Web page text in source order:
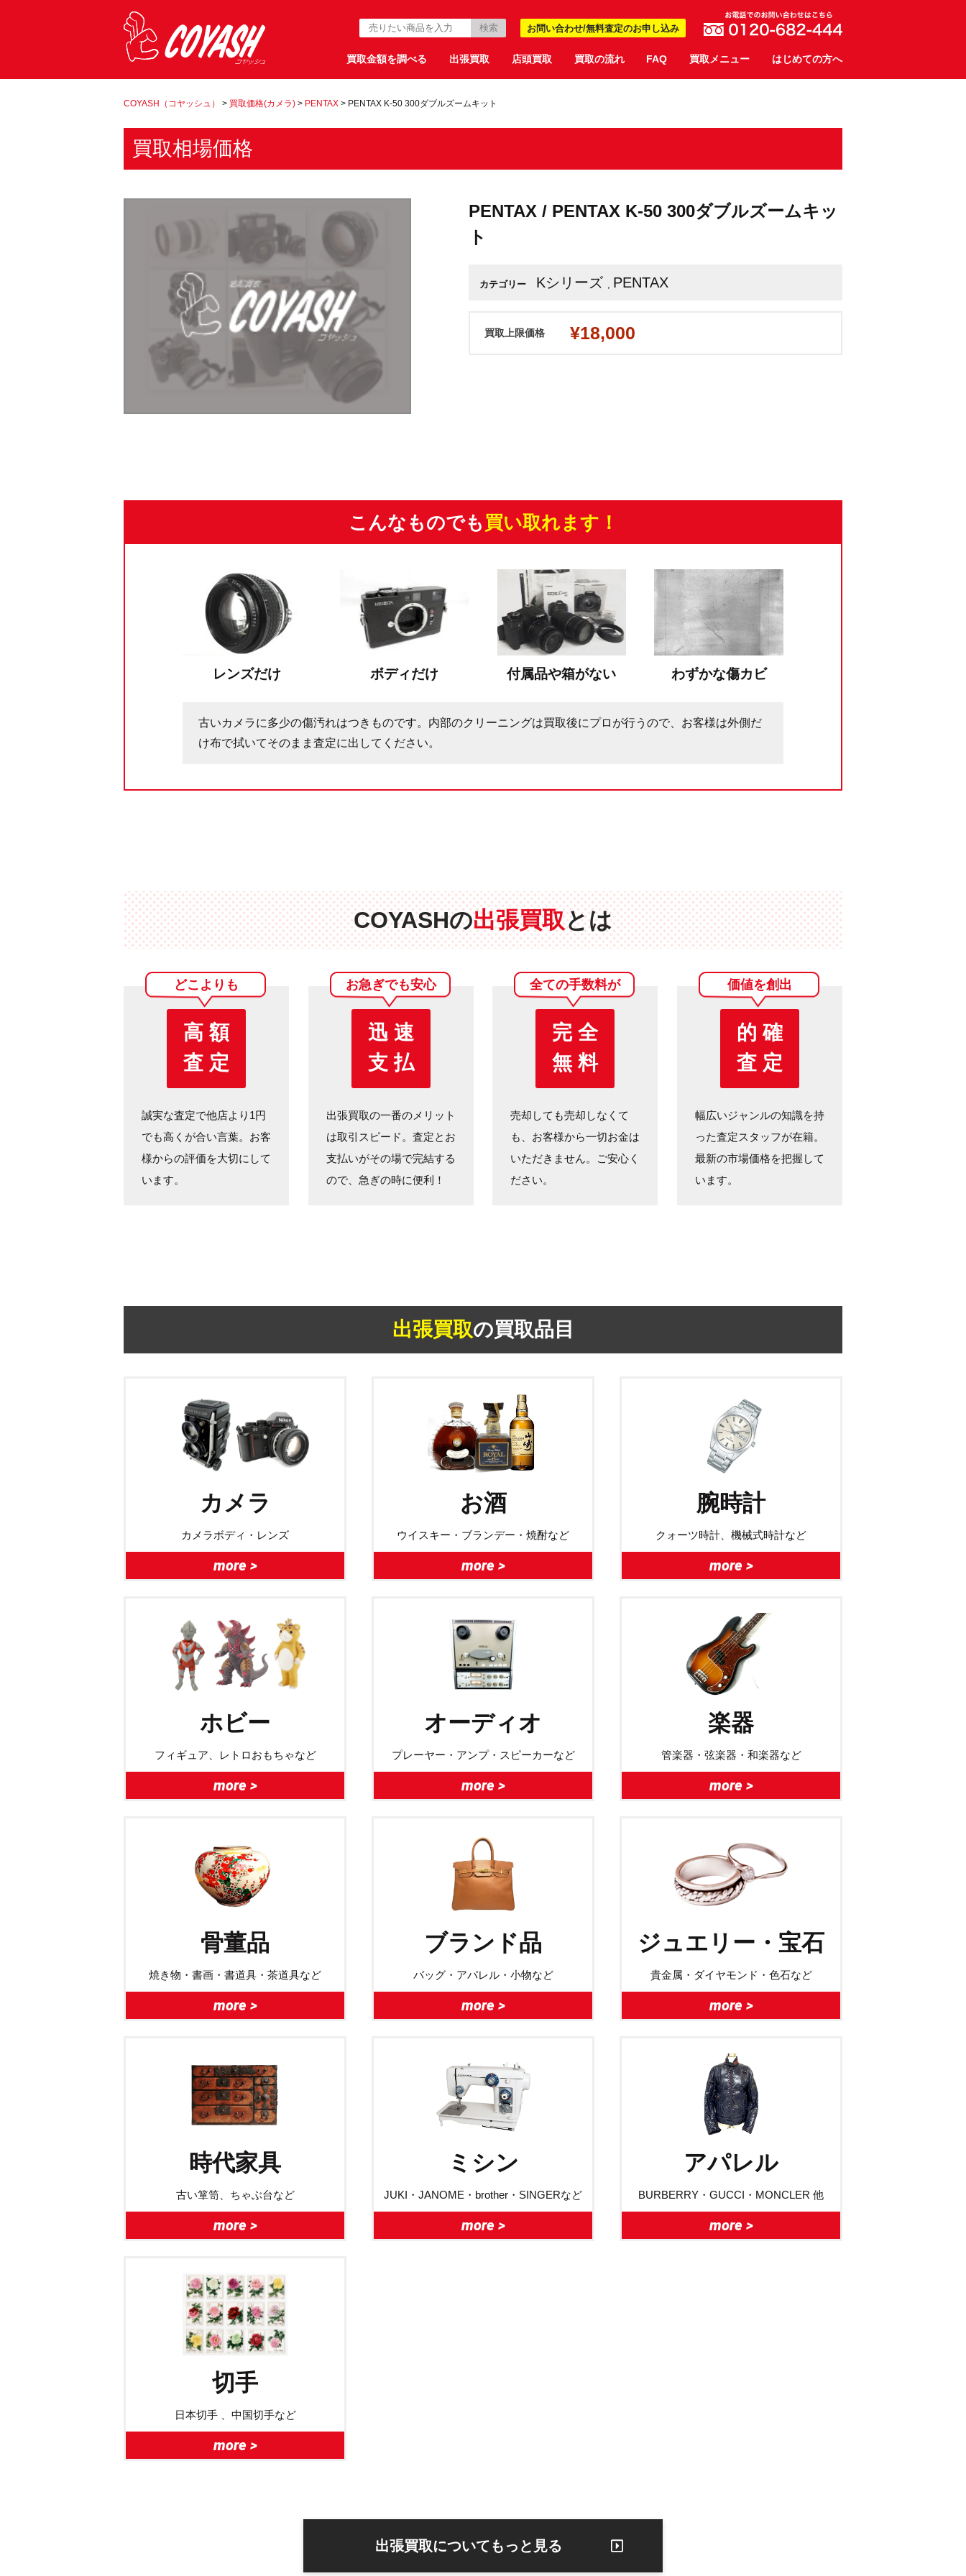
お問い合わせ/無料査定のお申し込み
買取金額を調べる 出張買取 店頭買取 買取の流れ FAQ 買取メニュー はじめての方へ
COYASH（コヤッシュ） > 買取価格(カメラ) > PENTAX > PENTAX K-50 300ダブルズームキット
買取相場価格
PENTAX / PENTAX K-50 300ダブルズームキッ
ト
カテゴリー Kシリーズ , PENTAX
買取上限価格 ¥18,000
こんなものでも 買い取れます！
レンズだけ ボディだけ 付属品や箱がない わずかな傷カビ
古いカメラに多少の傷汚れはつきものです。内部のクリーニングは買取後にプロが行うので、お客様は外側だ
け布で拭いてそのまま査定に出してください。
COYASHの出張買取とは
どこよりも
高 額
査 定
誠実な査定で他店より1円
でも高くが合い言葉。お客
様からの評価を大切にして
います。
お急ぎでも安心
迅 速
支 払
出張買取の一番のメリット
は取引スピード。査定とお
支払いがその場で完結する
ので、急ぎの時に便利！
全ての手数料が
完 全
無 料
売却しても売却しなくて
も、お客様から一切お金は
いただきません。ご安心く
ださい。
価値を創出
的 確
査 定
幅広いジャンルの知識を持
った査定スタッフが在籍。
最新の市場価格を把握して
います。
出張買取の買取品目
カメラ
カメラボディ・レンズ
more >
お酒
ウイスキー・ブランデー・焼酎など
more >
腕時計
クォーツ時計、機械式時計など
more >
ホビー
フィギュア、レトロおもちゃなど
more >
オーディオ
プレーヤー・アンプ・スピーカーなど
more >
楽器
管楽器・弦楽器・和楽器など
more >
骨董品
焼き物・書画・書道具・茶道具など
more >
ブランド品
バッグ・アパレル・小物など
more >
ジュエリー・宝石
貴金属・ダイヤモンド・色石など
more >
時代家具
古い箪笥、ちゃぶ台など
more >
ミシン
JUKI・JANOME・brother・SINGERなど
more >
アパレル
BURBERRY・GUCCI・MONCLER 他
more >
切手
日本切手 、中国切手など
more >
出張買取についてもっと見る